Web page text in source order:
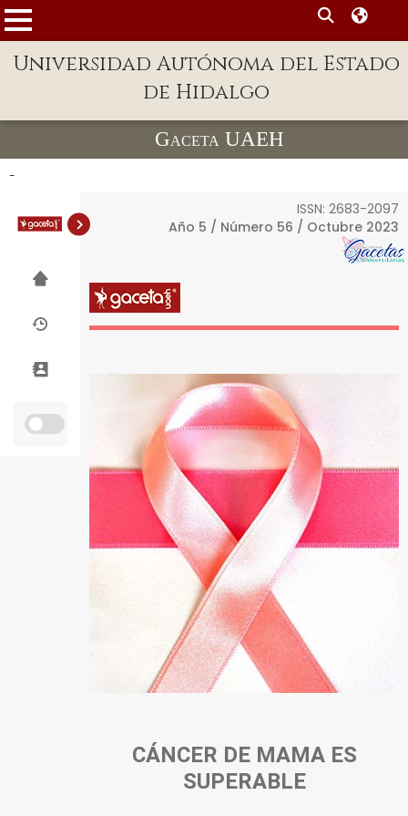
Enlaces
Publicaciones en línea
Acreditación
Internacional
Alumnado
Universidad Autónoma del Estado
de Hidalgo
Gaceta UAEH
-
ISSN: 2683-2097
Año 5 / Número 56 / Octubre 2023
CÁNCER DE MAMA ES
SUPERABLE